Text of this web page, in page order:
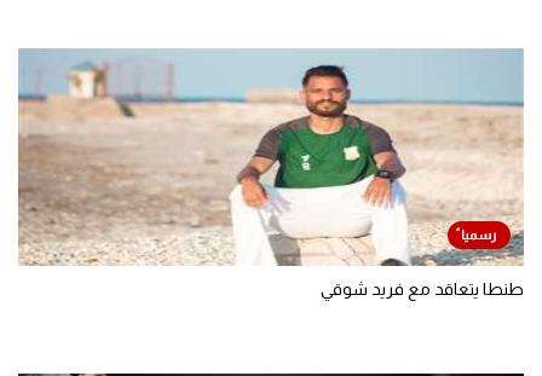
طنطا يتعاقد مع فريد شوقي